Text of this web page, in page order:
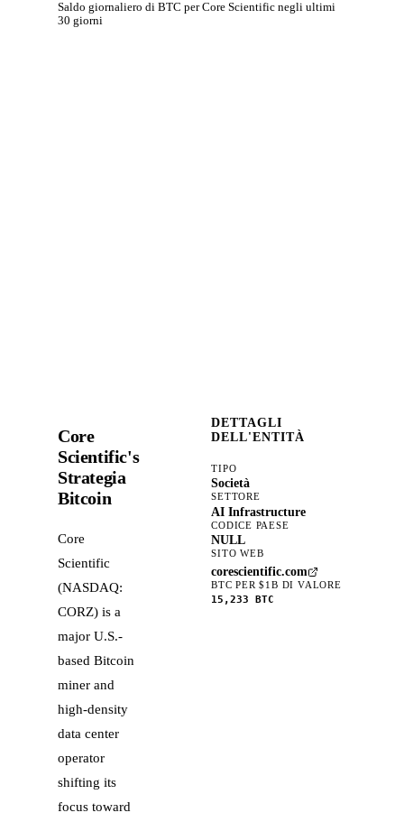
Saldo giornaliero di BTC per Core Scientific negli ultimi
30 giorni
Core
Scientific's
Strategia
Bitcoin
Core
Scientific
(NASDAQ:
CORZ) is a
major U.S.-
based Bitcoin
miner and
high-density
data center
operator
shifting its
focus toward
DETTAGLI
DELL'ENTITÀ
TIPO
Società
SETTORE
AI Infrastructure
CODICE PAESE
NULL
SITO WEB
corescientific.com
BTC PER $1B DI VALORE
15,233 BTC